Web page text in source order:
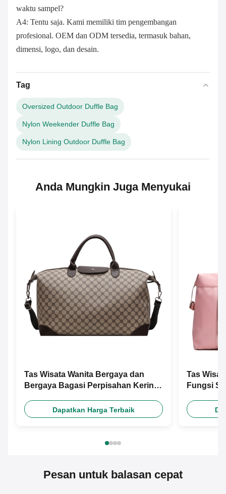
waktu sampel?
A4: Tentu saja. Kami memiliki tim pengembangan
profesional. OEM dan ODM tersedia, termasuk bahan,
dimensi, logo, dan desain.
Tag
Oversized Outdoor Duffle Bag
Nylon Weekender Duffle Bag
Nylon Lining Outdoor Duffle Bag
Anda Mungkin Juga Menyukai
Tas Wisata Wanita Bergaya dan
Bergaya Bagasi Perpisahan Kering
Dapatkan Harga Terbaik
Tas
Fungsi
Pesan untuk balasan cepat